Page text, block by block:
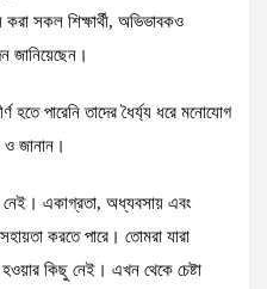
সকল শিক্ষার্থী, অভিভাবকও
জানিয়েছেন।
হতে পারেনি তাদের ধৈর্য্য ধরে মনোযোগ
ও জানান।
নেই। একাগ্রতা, অধ্যবসায় এবং
করতে পারে। তোমরা যারা
হওয়ার কিছু নেই। এখন থেকে চেষ্টা